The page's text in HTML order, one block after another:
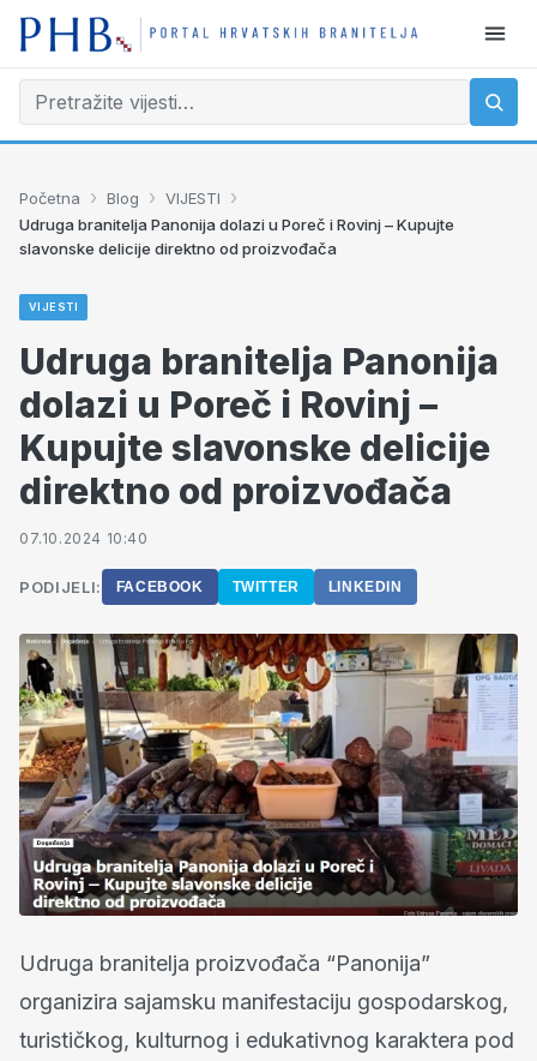
Početna › Blog › VIJESTI ›
Udruga branitelja Panonija dolazi u Poreč i Rovinj – Kupujte
slavonske delicije direktno od proizvođača
VIJESTI
Udruga branitelja Panonija
dolazi u Poreč i Rovinj –
Kupujte slavonske delicije
direktno od proizvođača
07.10.2024 10:40
PODIJELI: FACEBOOK TWITTER LINKEDIN
Udruga branitelja proizvođača “Panonija”
organizira sajamsku manifestaciju gospodarskog,
turističkog, kulturnog i edukativnog karaktera pod